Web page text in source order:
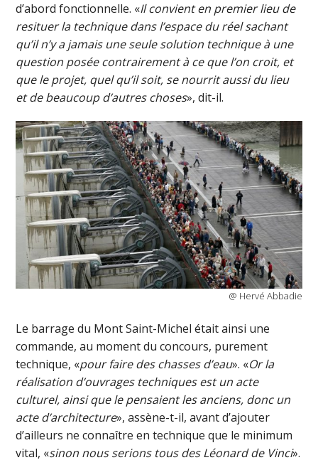
d’abord fonctionnelle. «Il convient en premier lieu de
resituer la technique dans l’espace du réel sachant
qu’il n’y a jamais une seule solution technique à une
question posée contrairement à ce que l’on croit, et
que le projet, quel qu’il soit, se nourrit aussi du lieu
et de beaucoup d’autres choses», dit-il.
@ Hervé Abbadie
Le barrage du Mont Saint-Michel était ainsi une
commande, au moment du concours, purement
technique, «pour faire des chasses d’eau». «Or la
réalisation d’ouvrages techniques est un acte
culturel, ainsi que le pensaient les anciens, donc un
acte d’architecture», assène-t-il, avant d’ajouter
d’ailleurs ne connaître en technique que le minimum
vital, «sinon nous serions tous des Léonard de Vinci».